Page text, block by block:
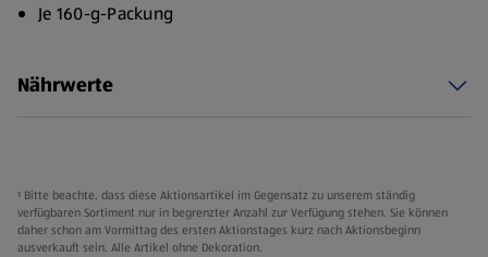
Je 160-g-Packung
Nährwerte
¹ Bitte beachte, dass diese Aktionsartikel im Gegensatz zu unserem ständig
verfügbaren Sortiment nur in begrenzter Anzahl zur Verfügung stehen. Sie können
daher schon am Vormittag des ersten Aktionstages kurz nach Aktionsbeginn
ausverkauft sein. Alle Artikel ohne Dekoration.